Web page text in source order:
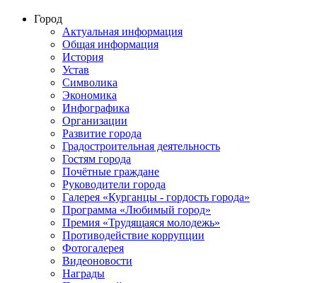
Город
Актуальная информация
Общая информация
История
Устав
Символика
Экономика
Инфографика
Организации
Развитие города
Градостроительная деятельность
Гостям города
Почётные граждане
Руководители города
Галерея «Курганцы - гордость города»
Программа «Любимый город»
Премия «Трудящаяся молодежь»
Противодействие коррупции
Фотогалерея
Видеоновости
Награды